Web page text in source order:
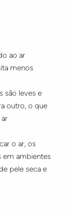
ao ar
menos
são leves e
outro, o que
o ar, os
em ambientes
pele seca e